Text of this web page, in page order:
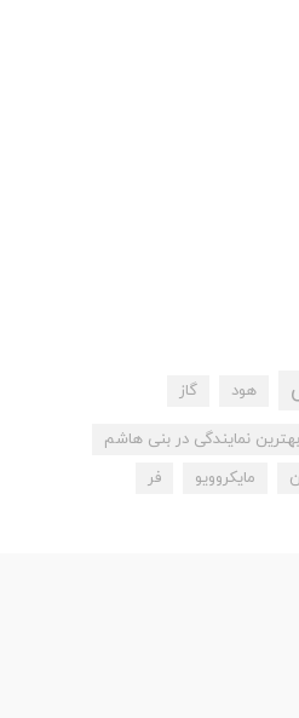
هود گاز
بهترین نمایندگی در بنی هاشم
مایکروویو فر